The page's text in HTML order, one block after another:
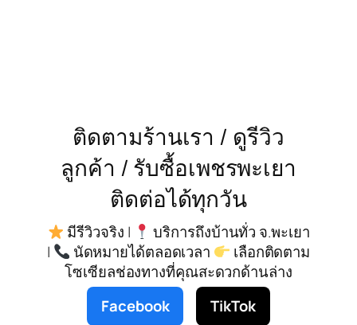
ติดตามร้านเรา / ดูรีวิว
ลูกค้า / รับซื้อเพชรพะเยา
ติดต่อได้ทุกวัน
มีรีวิวจริง |
บริการถึงบ้านทั่ว จ.พะเยา
|
นัดหมายได้ตลอดเวลา
เลือกติดตาม
โซเซียลช่องทางที่คุณสะดวกด้านล่าง
Facebook
TikTok